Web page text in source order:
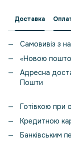
Доставка
Самовивіз з
«Новою
Адресна
Пошти
Готівкою при
Кредитною
Банківським